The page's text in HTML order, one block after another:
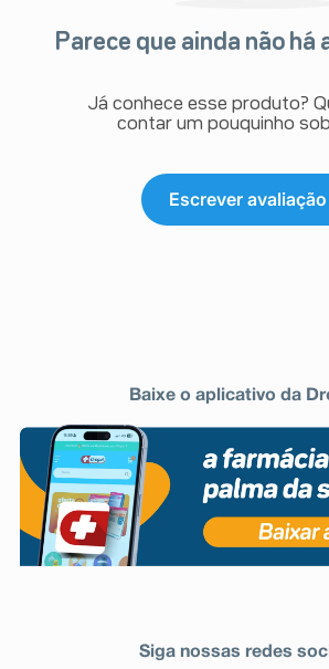
Parece que ainda não há
Já conhece esse produto?
contar um pouquinho
Escrever avaliação
Baixe o aplicativo da
Siga nossas redes